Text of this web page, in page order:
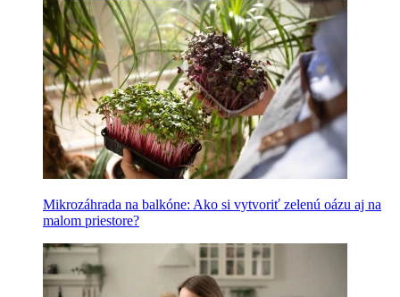
Mikrozáhrada na balkóne: Ako si vytvoriť zelenú oázu aj na
malom priestore?